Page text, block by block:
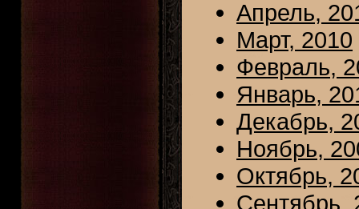
Апрель,
Март, 2010
Февраль,
Январь,
Декабрь,
Ноябрь,
Октябрь,
Сентябрь,